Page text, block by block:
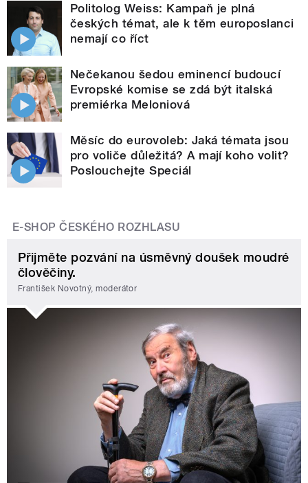
Politolog Weiss: Kampaň je plná
českých témat, ale k těm europoslanci
nemají co říct
Nečekanou šedou eminencí budoucí
Evropské komise se zdá být italská
premiérka Meloniová
Měsíc do eurovoleb: Jaká témata jsou
pro voliče důležitá? A mají koho volit?
Poslouchejte Speciál
E-SHOP ČESKÉHO ROZHLASU
Přijměte pozvání na úsměvný doušek moudré
člověčiny.
František Novotný, moderátor